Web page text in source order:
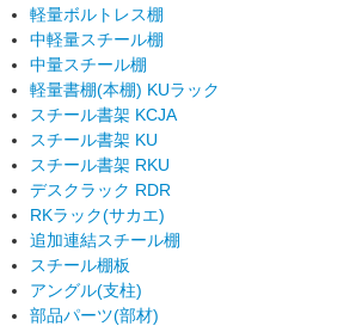
軽量ボルトレス棚
中軽量スチール棚
中量スチール棚
軽量書棚(本棚) KUラック
スチール書架 KCJA
スチール書架 KU
スチール書架 RKU
デスクラック RDR
RKラック(サカエ)
追加連結スチール棚
スチール棚板
アングル(支柱)
部品パーツ(部材)